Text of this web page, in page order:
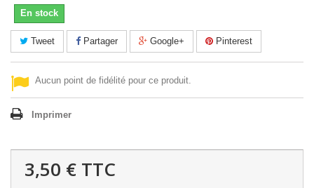
En stock
Tweet Partager Google+ Pinterest
Aucun point de fidélité pour ce produit.
Imprimer
3,50 € TTC